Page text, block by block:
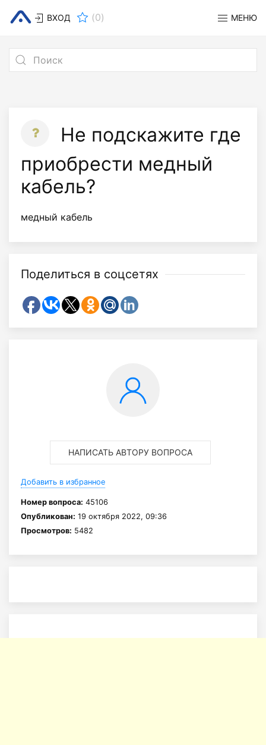
ВХОД (0) МЕНЮ
Не подскажите где
приобрести медный
кабель?
медный кабель
Поделиться в соцсетях
НАПИСАТЬ АВТОРУ ВОПРОСА
Добавить в избранное
Номер вопроса: 45106
Опубликован: 19 октября 2022, 09:36
Просмотров: 5482